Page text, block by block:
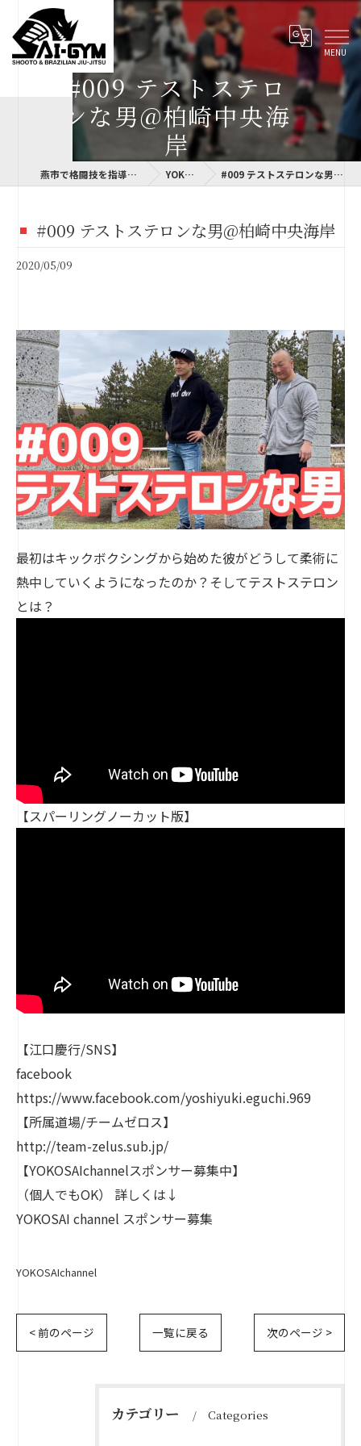
#009 テストステロ
ンな男@柏崎中央海
岸
燕市で格闘技を指導するSAI-GYM YOKOLOG #009 テストステロンな男@柏崎中央海岸
#009 テストステロンな男@柏崎中央海岸
2020/05/09
最初はキックボクシングから始めた彼がどうして柔術に
熱中していくようになったのか？そしてテストステロン
とは？
【スパーリングノーカット版】
【江口慶行/SNS】
facebook
https://www.facebook.com/yoshiyuki.eguchi.969
【所属道場/チームゼロス】
http://team-zelus.sub.jp/
【YOKOSAIchannelスポンサー募集中】
（個人でもOK） 詳しくは↓
YOKOSAI channel スポンサー募集
YOKOSAIchannel
< 前のページ 一覧に戻る 次のページ >
カテゴリー Categories